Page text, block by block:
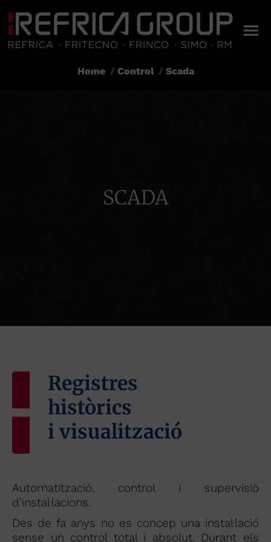
You are here:
Home Control Scada
SCADA
Registres
històrics
i visualització
Automatització, control i supervisió
d’instal·lacions.
Des de fa anys no es concep una instal·lació
sense un control total i absolut. Durant els